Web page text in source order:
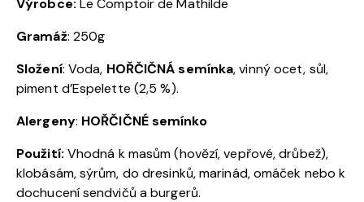
Gramáž: 250g
Složení: Voda, HOŘČIČNÁ semínka, vinný ocet, sůl,
piment d’Espelette (2,5 %).
Alergeny: HOŘČIČNÉ semínko
Použití: Vhodná k masům (hovězí, vepřové, drůbež),
klobásám, sýrům, do dresinků, marinád, omáček nebo k
dochucení sendvičů a burgerů.